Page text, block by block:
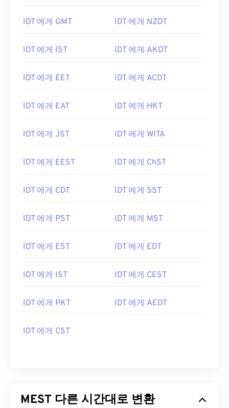
IDT 에게 GMT IDT 에게 NZDT
IDT 에게 IST IDT 에게 AKDT
IDT 에게 EET IDT 에게 ACDT
IDT 에게 EAT IDT 에게 HKT
IDT 에게 JST IDT 에게 WITA
IDT 에게 EEST IDT 에게 ChST
IDT 에게 CDT IDT 에게 SST
IDT 에게 PST IDT 에게 MST
IDT 에게 EST IDT 에게 EDT
IDT 에게 IST IDT 에게 CEST
IDT 에게 PKT IDT 에게 AEDT
IDT 에게 CST
MEST 다른 시간대로 변환